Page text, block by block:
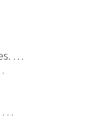
…
…